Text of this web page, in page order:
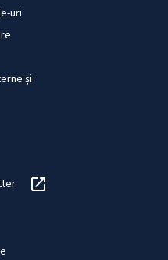
uri
și